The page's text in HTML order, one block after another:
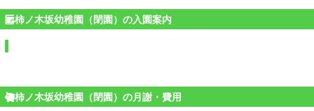
柿ノ木坂幼稚園（閉園）の入園案内
柿ノ木坂幼稚園（閉園）の月謝・費用